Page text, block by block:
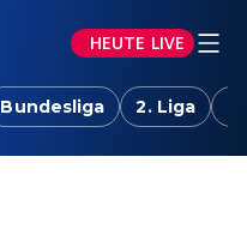
HEUTE LIVE
Bundesliga 2. Liga